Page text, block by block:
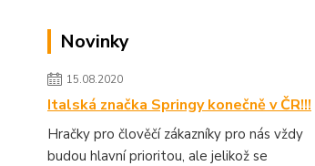
Novinky
15.08.2020
Italská značka Springy konečně v ČR!!!
Hračky pro člověčí zákazníky pro nás vždy
budou hlavní prioritou, ale jelikož se